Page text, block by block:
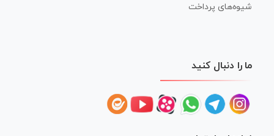
شیوه‌های پرداخت
ما را دنبال کنید